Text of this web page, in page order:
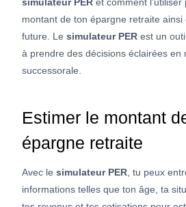
montant de ton épargne retraite ainsi
future. Le simulateur PER est un
à prendre des décisions éclairées en
successorale.
Estimer le montant
épargne retraite
Avec le simulateur PER , tu peux
informations telles que ton âge, ta